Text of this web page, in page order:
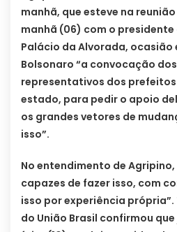
manhã, que esteve na
manhã (06) com o presidente
Palácio da Alvorada, ocasião
Bolsonaro “a convocação
representativos dos
estado, para pedir o apoio
os grandes vetores de
isso”.
No entendimento de
capazes de fazer isso, com
isso por experiência
do União Brasil confirmou